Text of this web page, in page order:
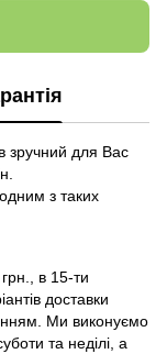
зручний для Вас
з таких
в 15-ти
доставки
Ми виконуємо
та неділі, а